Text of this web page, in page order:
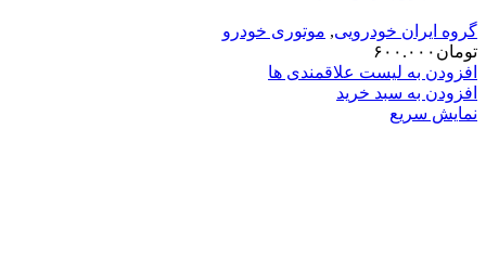
گروه ایران خودرویی, موتوری خودرو
تومان ۶۰۰.۰۰۰
افزودن به لیست علاقمندی ها
افزودن به سبد خرید
نمایش سریع